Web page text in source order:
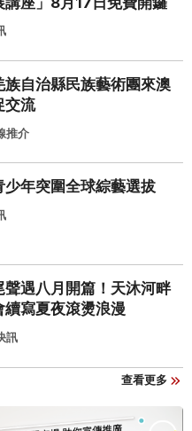
族自治縣民族藝術團來澳
交流
推介
少年突圍全球綜藝選拔
聲遇八月開篇！天沐河畔
續寫夏夜滾燙浪漫
訊
查看更多